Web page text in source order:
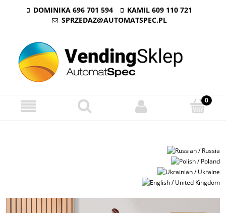
DOMINIKA 696 701 594
KAMIL 609 110 721
SPRZEDAZ@AUTOMATSPEC.PL